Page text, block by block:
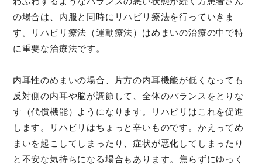
の場合は、内服と同時にリハビリ療法を行っていきま
す。リハビリ療法（運動療法）はめまいの治療の中で特
に重要な治療法です。
内耳性のめまいの場合、片方の内耳機能が低くなっても
反対側の内耳や脳が調節して、全体のバランスをとりな
す（代償機能）ようになります。リハビリはこれを促進
します。リハビリはちょっと辛いものです。かえってめ
まいを起こしてしまったり、症状が悪化してしまったり
と不安な気持ちになる場合もあります。焦らずにゆっく